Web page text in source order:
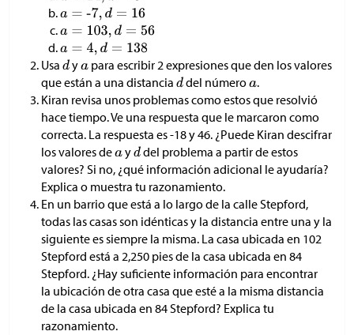
Usa y para escribir 2 expresiones que den los valores
que están a una distancia
del número .
Kiran revisa unos problemas como estos que resolvió
hace tiempo. Ve una respuesta que le marcaron como
correcta. La respuesta es -18 y 46. ¿Puede Kiran descifrar
los valores de
y del problema a partir de estos
valores? Si no, ¿qué información adicional le ayudaría?
Explica o muestra tu razonamiento.
En un barrio que está a lo largo de la calle Stepford,
todas las casas son idénticas y la distancia entre una y la
siguiente es siempre la misma. La casa ubicada en 102
Stepford está a 2,250 pies de la casa ubicada en 84
Stepford. ¿Hay suficiente información para encontrar
la ubicación de otra casa que esté a la misma distancia
de la casa ubicada en 84 Stepford? Explica tu
razonamiento.